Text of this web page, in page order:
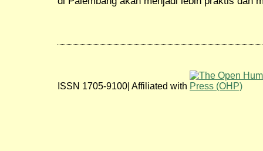
ISSN 1705-9100| Affiliated with